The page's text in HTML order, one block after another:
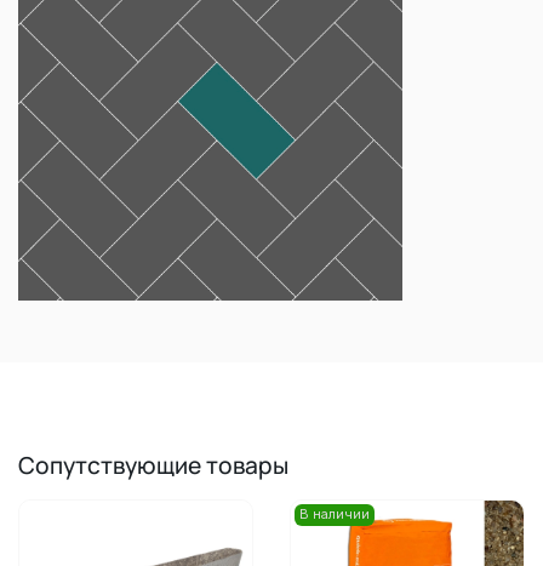
Сопутствующие товары
В наличии